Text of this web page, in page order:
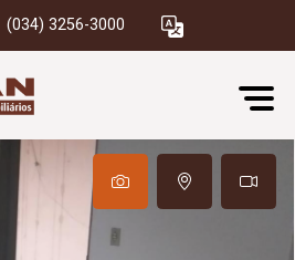
(034) 3256-3000